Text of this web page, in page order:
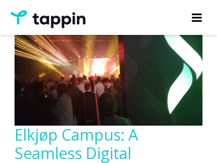
Elkjøp Campus: A
Seamless Digital